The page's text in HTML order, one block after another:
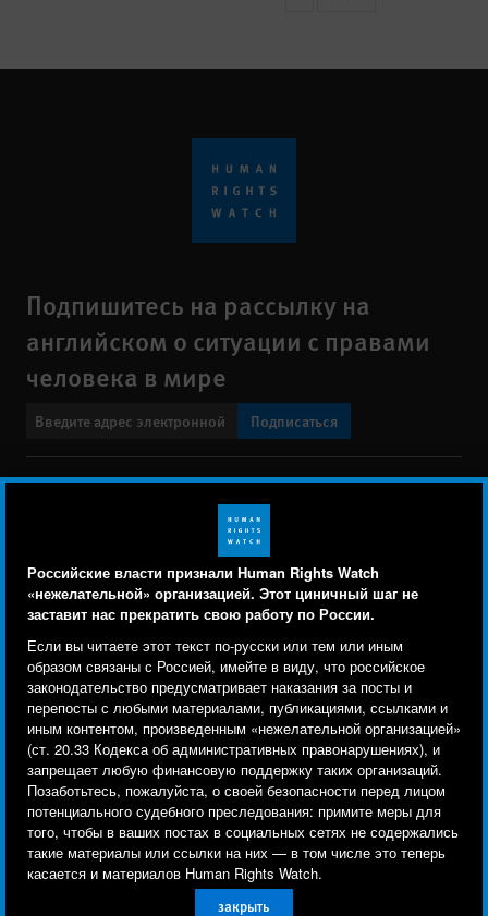
Российские власти признали Human Rights Watch
«нежелательной» организацией. Этот циничный шаг не
заставит нас прекратить свою работу по России.
Если вы читаете этот текст по-русски или тем или иным
образом связаны с Россией, имейте в виду, что российское
законодательство предусматривает наказания за посты и
перепосты с любыми материалами, публикациями, ссылками и
иным контентом, произведенным «нежелательной организацией»
(ст. 20.33 Кодекса об административных правонарушениях), и
запрещает любую финансовую поддержку таких организаций.
Позаботьтесь, пожалуйста, о своей безопасности перед лицом
потенциального судебного преследования: примите меры для
того, чтобы в ваших постах в социальных сетях не содержались
такие материалы или ссылки на них — в том числе это теперь
касается и материалов Human Rights Watch.
закрыть
Подпишитесь на рассылку на
английском о ситуации с правами
человека в мире
Подписаться
Свяжитесь с нами
menu
Заявление о политике конфиденциальности
Карта сайта
Text Version
© 2026 Human Rights Watch
Human Rights Watch| 350 Fifth Avenue, 34th Floor | New York,NY
10118-3299USA|t1.212.290.4700
Human Rights Watchis a 501(C)(3) nonprofit registered in the US
under EIN: 13-2875808
Human Rights Watch cookie preferences
Мы используем файлы cookie, технологии
отслеживания и сторонние аналитические
инструменты, чтобы лучше понять, кто посещает
сайт, и улучшить ваш опыт взаимодействия с ним.
Используя наш сайт, вы соглашаетесь с этим.
Ознакомьтесь с нашей политикой
конфиденциальности,чтобы узнать, для чего
используются файлы cookie и как изменить ваши
настройки.